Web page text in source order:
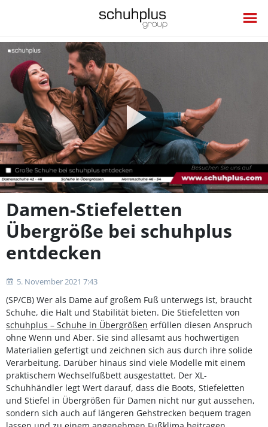
Video
Damen-Stiefeletten
Übergröße bei schuhplus
entdecken
5. November 2021 7:43
(SP/CB) Wer als Dame auf großem Fuß unterwegs ist, braucht
Schuhe, die Halt und Stabilität bieten. Die Stiefeletten von
schuhplus – Schuhe in Übergrößen erfüllen diesen Anspruch
ohne Wenn und Aber. Sie sind allesamt aus hochwertigen
Materialien gefertigt und zeichnen sich aus durch ihre solide
Verarbeitung. Darüber hinaus sind viele Modelle mit einem
praktischem Wechselfußbett ausgestattet. Der XL-
Schuhhändler legt Wert darauf, dass die Boots, Stiefeletten
und Stiefel in Übergrößen für Damen nicht nur gut aussehen,
sondern sich auch auf längeren Gehstrecken bequem tragen